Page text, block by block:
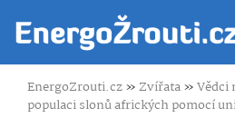
EnergoZrouti.cz»Zvířata»
populaci slonů afrických pomocí